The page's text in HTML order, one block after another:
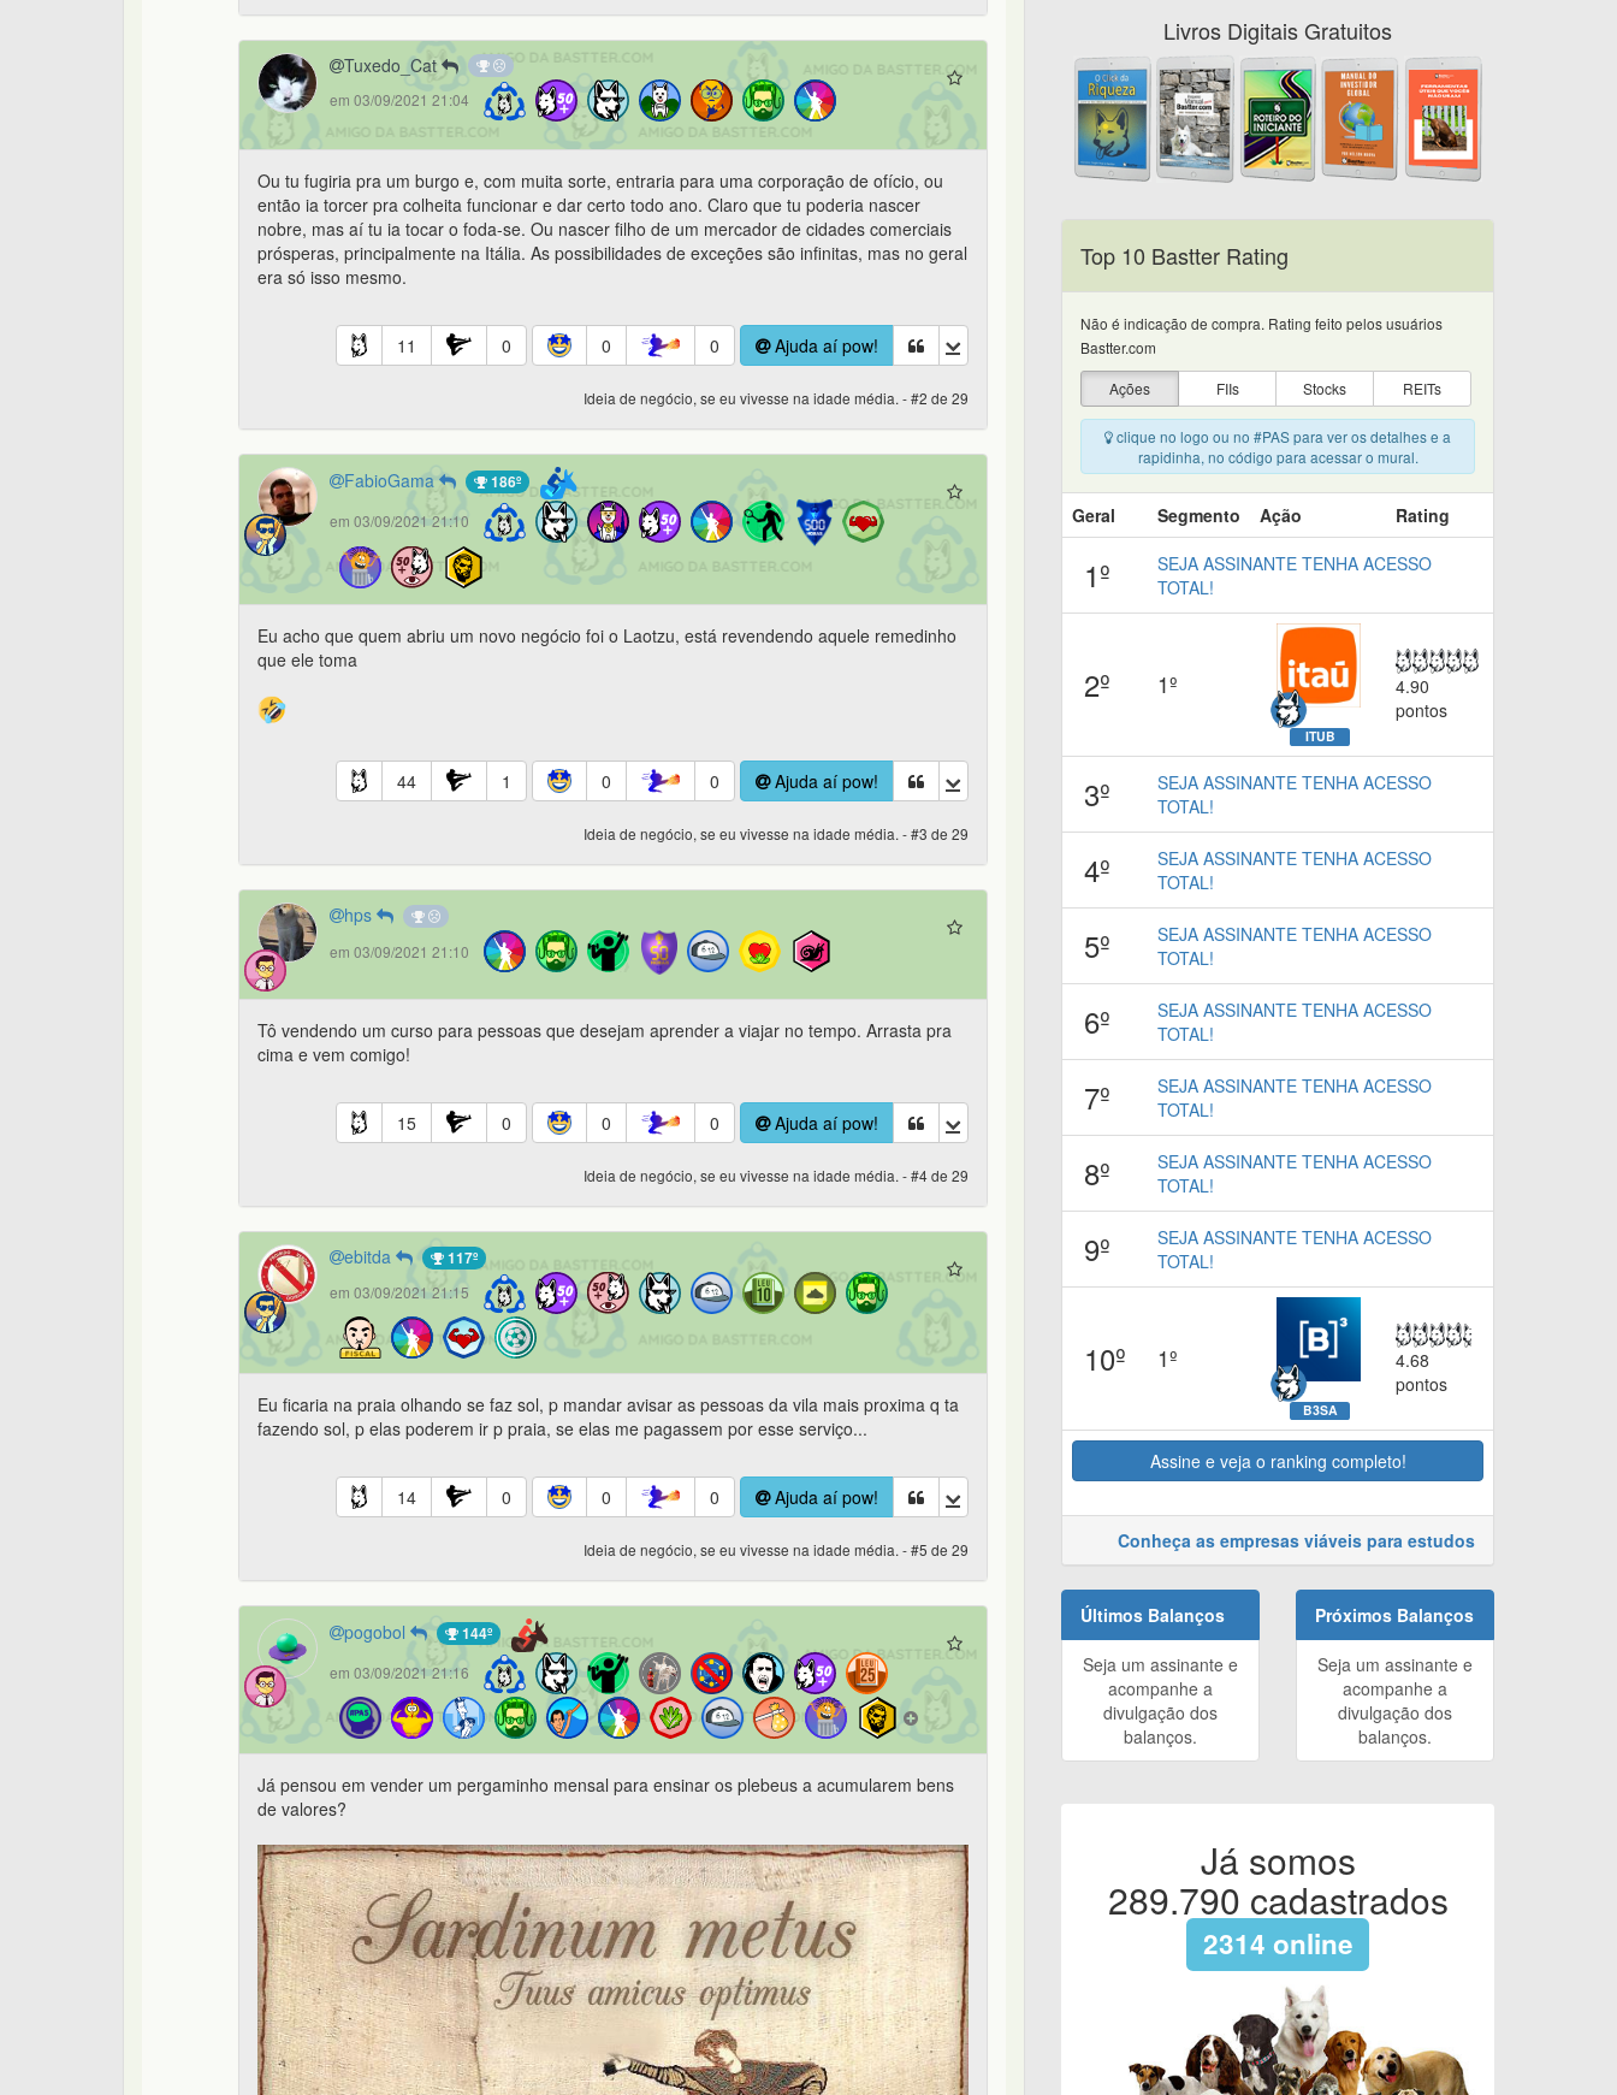
Tuxedo_Cat
em 03/09/2021 21:04
Ou tu fugiria pra um burgo e, com muita sorte, entraria para uma corporação de ofício, ou
então ia torcer pra colheita funcionar e dar certo todo ano. Claro que tu poderia nascer
nobre, mas aí tu ia tocar o foda-se. Ou nascer filho de um mercador de cidades comerciais
prósperas, principalmente na Itália. As possibilidades de exceções são infinitas, mas no geral
era só isso mesmo.
11 0 0 0 Ajuda aí pow!
Ideia de negócio, se eu vivesse na idade média. - #2 de 29
FabioGama 186º
em 03/09/2021 21:10
Eu acho que quem abriu um novo negócio foi o Laotzu, está revendendo aquele remedinho
que ele toma
44 1 0 0 Ajuda aí pow!
Ideia de negócio, se eu vivesse na idade média. - #3 de 29
hps
em 03/09/2021 21:10
Tô vendendo um curso para pessoas que desejam aprender a viajar no tempo. Arrasta pra
cima e vem comigo!
15 0 0 0 Ajuda aí pow!
Ideia de negócio, se eu vivesse na idade média. - #4 de 29
ebitda 117º
em 03/09/2021 21:15
Eu ficaria na praia olhando se faz sol, p mandar avisar as pessoas da vila mais proxima q ta
fazendo sol, p elas poderem ir p praia, se elas me pagassem por esse serviço...
14 0 0 0 Ajuda aí pow!
Ideia de negócio, se eu vivesse na idade média. - #5 de 29
pogobol 144º
em 03/09/2021 21:16
Já pensou em vender um pergaminho mensal para ensinar os plebeus a acumularem bens
de valores?
Livros Digitais Gratuitos
Top 10 Bastter Rating
Não é indicação de compra. Rating feito pelos usuários
Bastter.com
Ações
FIIs Stocks REITs
clique no logo ou no #PAS para ver os detalhes e a
rapidinha, no código para acessar o mural.
Geral Segmento Ação Rating
1º
SEJA ASSINANTE TENHA ACESSO
TOTAL!
2º 1º
ITUB
4.90
pontos
3º
SEJA ASSINANTE TENHA ACESSO
TOTAL!
4º
SEJA ASSINANTE TENHA ACESSO
TOTAL!
5º
SEJA ASSINANTE TENHA ACESSO
TOTAL!
6º
SEJA ASSINANTE TENHA ACESSO
TOTAL!
7º
SEJA ASSINANTE TENHA ACESSO
TOTAL!
8º
SEJA ASSINANTE TENHA ACESSO
TOTAL!
9º
SEJA ASSINANTE TENHA ACESSO
TOTAL!
10º 1º
B3SA
4.68
pontos
Assine e veja o ranking completo!
Conheça as empresas viáveis para estudos
Últimos Balanços
Seja um assinante e
acompanhe a
divulgação dos
balanços.
Próximos Balanços
Seja um assinante e
acompanhe a
divulgação dos
balanços.
Já somos
289.790 cadastrados
2314 online